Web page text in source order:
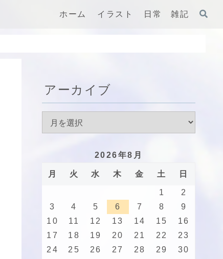
ホーム イラスト 日常 雑記
アーカイブ
2026年8月
月 火 水 木 金 土 日
1
2
3
4 5 6 7 8
9
10
11 12 13 14 15
16
17
18 19 20 21 22
23
24
25 26 27 28 29
30